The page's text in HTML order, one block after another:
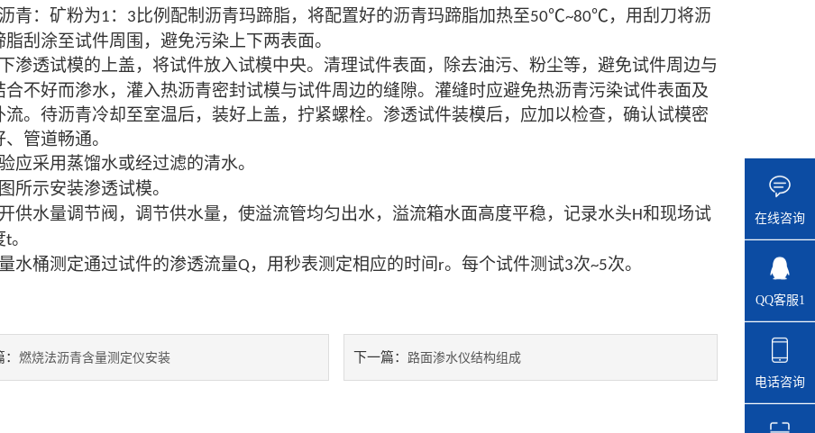
青：矿粉为1 ： 3 比例配制沥青玛蹄脂，将配置好的沥青玛蹄脂加热至50℃~80℃，用刮刀将沥
脂刮涂至试件周围，避免污染上下两表面。
渗透试模的上盖，将试件放入试模中央。清理试件表面，除去油污、粉尘等，避免试件周边与
合不好而渗水，灌入热沥青密封试模与试件周边的缝隙。灌缝时应避免热沥青污染试件表面及
流。待沥青冷却至室温后，装好上盖，拧紧螺栓。渗透试件装模后，应加以检查，确认试模密
管道畅通。
应采用蒸馏水或经过滤的清水。
所示安装渗透试模。
供水量调节阀，调节供水量，使溢流管均匀出水，溢流箱水面高度平稳，记录水头H和现场试
t。
水桶测定通过试件的渗透流量Q ，用秒表测定相应的时间 r。每个试件测试3次~5次。
燃烧法沥青含量测定仪安装 下一篇： 路面渗水仪结构组成
在线咨询
QQ客服1
电话咨询